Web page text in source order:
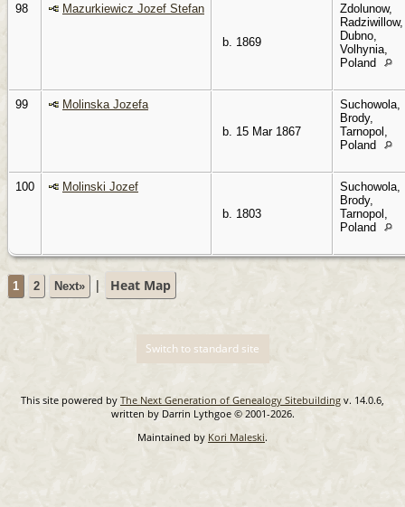
98 Mazurkiewicz Jozef Stefan
b. 1869
Zdolunow,
Radziwillow,
Dubno,
Volhynia,
Poland
99
Molinska Jozefa
b. 15 Mar 1867
Suchowola,
Brody,
Tarnopol,
Poland
100
Molinski Jozef
b. 1803
Suchowola,
Brody,
Tarnopol,
Poland
1 2 Next» | Heat Map
Switch to standard site
This site powered by The Next Generation of Genealogy Sitebuilding v. 14.0.6,
written by Darrin Lythgoe © 2001-2026.
Maintained by Kori Maleski.